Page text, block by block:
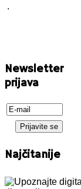
.
Newsletter
prijava
Najčitanije